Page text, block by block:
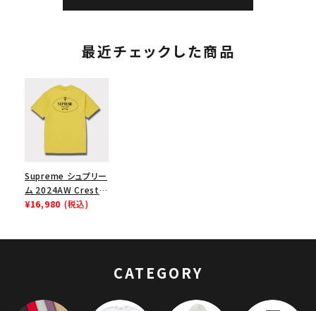
最近チェックした商品
Supreme シュプリー
ム 2024AW Crest
Tee クレストTシャ
¥16,980 (税込)
CATEGORY